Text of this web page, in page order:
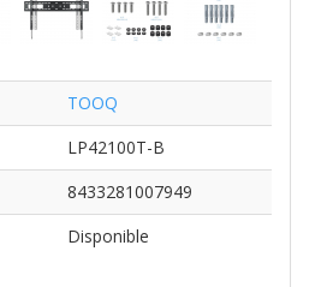
TOOQ
LP42100T-B
8433281007949
Disponible